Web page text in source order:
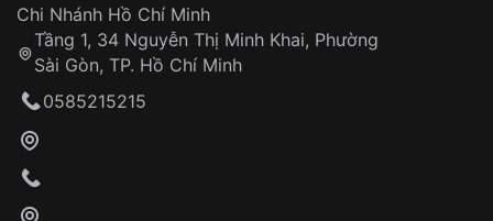
Khách hàng kiểm tra và thanh toán trực tiếp
Đồng hành cùng khách hàng trong suốt quá
trình sử dụng
Chi Nhánh Hồ Chí Minh
Tầng 1, 34 Nguyễn Thị Minh Khai, Phường
Sài Gòn, TP. Hồ Chí Minh
0585215215